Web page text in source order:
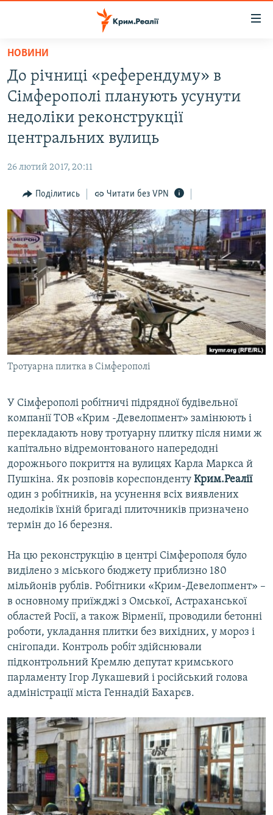
Перейти
основного
матеріалу
Перейти
до
основної
Перейти
пошуку
ВОДА.КРИМ
ВІДЕО ТА ФОТО
ІНТЕРВ'Ю
ВСЕ ЗА ДЕНЬ
СПЕЦПРОЕКТИ
ДЕПОРТАЦІЯ
ВІДЕОУРОКИ «ELIFBE»
СВІДЧЕННЯ ОКУПАЦІЇ
УКРАЇНСЬКА ПРОБЛЕМА КРИМУ
ІНФОГРАФІКА
ЯК ОБІЙТИ БЛОКУВАННЯ
Русский
Qırımtatar
ДОЛУЧАЙСЯ!
Усі сайти RFE/RL
НОВИНИ
До річниці «референдуму» в
Сімферополі планують усунути
недоліки реконструкції
центральних вулиць
26 лютий 2017, 20:11
Поділитись Читати без VPN
Тротуарна плитка в Сімферополі
У Сімферополі робітничі підрядної будівельної
компанії ТОВ «Крим -Девелопмент» замінюють і
перекладають нову тротуарну плитку після ними ж
капітально відремонтованого напередодні
дорожнього покриття на вулицях Карла Маркса й
Пушкіна. Як розповів кореспонденту Крим.Реалії
один з робітників, на усунення всіх виявлених
недоліків їхній бригаді плиточників призначено
термін до 16 березня.
На цю реконструкцію в центрі Сімферополя було
виділено з міського бюджету приблизно 180
мільйонів рублів. Робітники «Крим-Девелопмент» –
в основному приїжджі з Омської, Астраханської
областей Росії, а також Вірменії, проводили бетонні
роботи, укладання плитки без вихідних, у мороз і
снігопади. Контроль робіт здійснювали
підконтрольний Кремлю депутат кримського
парламенту Ігор Лукашевий і російський голова
адміністрації міста Геннадій Бахарєв.